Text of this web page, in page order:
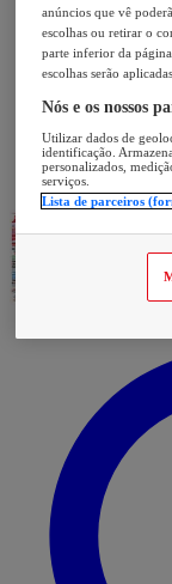
anúncios que vê
escolhas ou retirar o
parte inferior da
escolhas serão
Nós e os nossos
Utilizar dados de
identificação.
personalizados,
serviços.
Lista de parceiros